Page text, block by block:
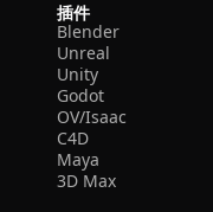
插件
Blender
Unreal
Unity
Godot
OV/Isaac
C4D
Maya
3D Max